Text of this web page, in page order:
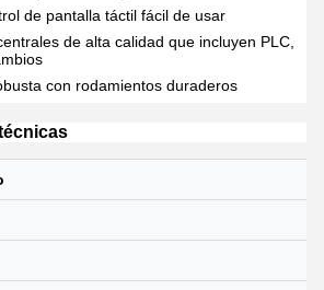
de pantalla táctil fácil de usar
de alta calidad que incluyen PLC,
con rodamientos duraderos